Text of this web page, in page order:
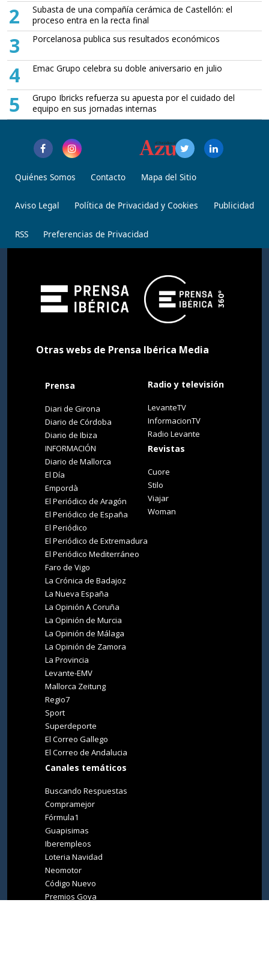
2
Subasta de una compañía cerámica de Castellón: el
proceso entra en la recta final
3 Porcelanosa publica sus resultados económicos
4 Emac Grupo celebra su doble aniversario en julio
5
Grupo Ibricks refuerza su apuesta por el cuidado del
equipo en sus jornadas internas
Quiénes Somos Contacto Mapa del Sitio
Aviso Legal Política de Privacidad y Cookies Publicidad
RSS Preferencias de Privacidad
Otras webs de Prensa Ibérica Media
Prensa
Diari de Girona
Diario de Córdoba
Diario de Ibiza
INFORMACIÓN
Diario de Mallorca
El Día
Empordà
El Periódico de Aragón
El Periódico de España
El Periódico
El Periódico de Extremadura
El Periódico Mediterráneo
Faro de Vigo
La Crónica de Badajoz
La Nueva España
La Opinión A Coruña
La Opinión de Murcia
La Opinión de Málaga
La Opinión de Zamora
La Provincia
Levante-EMV
Mallorca Zeitung
Regio7
Sport
Superdeporte
El Correo Gallego
El Correo de Andalucia
Canales temáticos
Buscando Respuestas
Compramejor
Fórmula1
Guapisimas
Iberempleos
Loteria Navidad
Neomotor
Código Nuevo
Premios Goya
Radio y televisión
LevanteTV
InformacionTV
Radio Levante
Revistas
Cuore
Stilo
Viajar
Woman